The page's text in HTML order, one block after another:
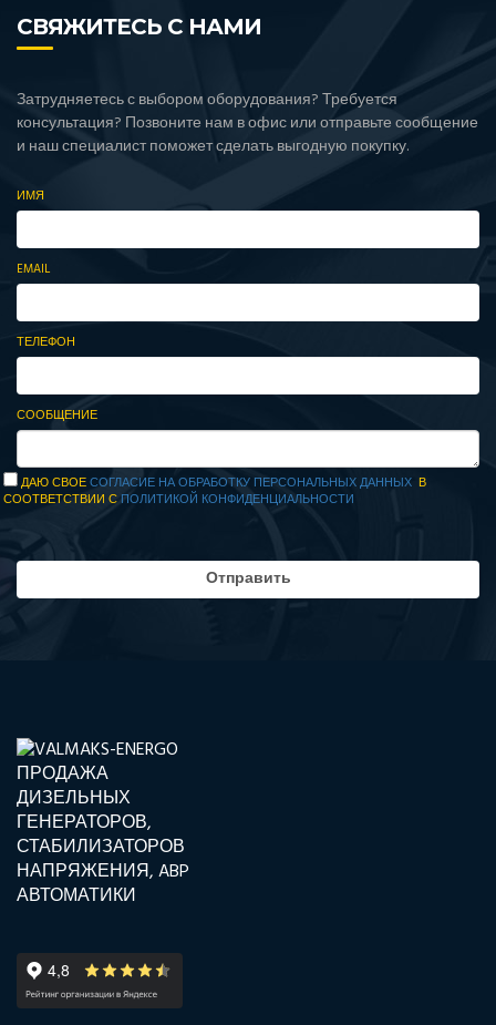
СВЯЖИТЕСЬ С НАМИ
Затрудняетесь с выбором оборудования? Требуется
консультация? Позвоните нам в офис или отправьте сообщение
и наш специалист поможет сделать выгодную покупку.
ИМЯ
EMAIL
ТЕЛЕФОН
СООБЩЕНИЕ
ДАЮ СВОЕСОГЛАСИЕ НА ОБРАБОТКУ ПЕРСОНАЛЬНЫХ ДАННЫХ В
СООТВЕТСТВИИ СПОЛИТИКОЙ КОНФИДЕНЦИАЛЬНОСТИ